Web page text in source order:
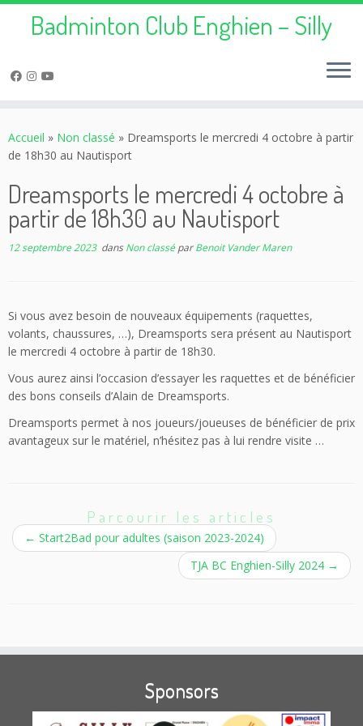
au
contenu
Badminton Club Enghien – Silly
Accueil » Non classé » Dreamsports le mercredi 4 octobre à partir
de 18h30 au Nautisport
Dreamsports le mercredi 4 octobre à
partir de 18h30 au Nautisport
12 septembre 2023dansNon classéparBenoit Vander Maren
Si vous avez besoin de nouveaux équipements (raquettes,
volants, chaussures, …), Dreamsports sera présent au Nautisport
le mercredi 4 octobre à partir de 18h30.
Vous aurez ainsi l’occasion d’essayer les raquettes et de bénéficier
des bons conseils d’Alain de Dreamsports.
Dreamsports permet à nos joueurs/joueuses de bénéficier de prix
avantageux sur le matériel, n’hésitez pas à lui rendre visite …
Parcourir les articles
← Start2Bad pour adultes (saison 2023-2024)
TJA BC Enghien-Silly 2024 →
Sponsors